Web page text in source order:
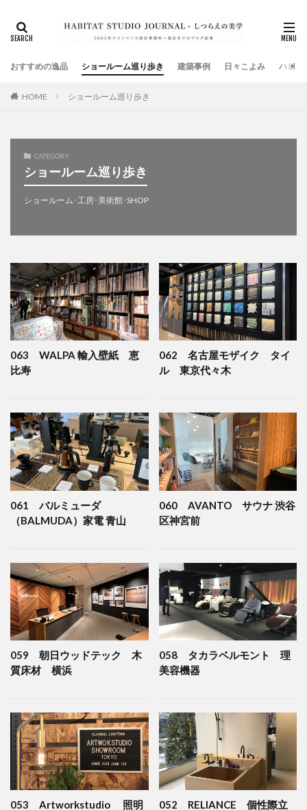
おすすめの逸品 ショールーム巡り歩き 建築事例 日々こよみ ハビタ
HOME ショールーム巡り歩き
CATEGORY
ショールーム巡り歩き
ショールーム･工房･美術館･SHOP
063 WALPA 輸入壁紙 恵
比寿
062 名古屋モザイク タイ
ル 東京代々木
061 バルミューダ
（BALMUDA）家電 青山
060 AVANTO サウナ 渋谷
区神宮前
059 朝日ウッドテック 木
質床材 横浜
058 タカラベルモント 理
美容機器
053 Artworkstudio 照明
052 RELIANCE 個性際立
DJブース SHOP TOOL
お知らせ
クローゼット
ショールーム
タイル
家電
店舗デザイン
表札
造り付け家具 鍵 階段 高気密
検索